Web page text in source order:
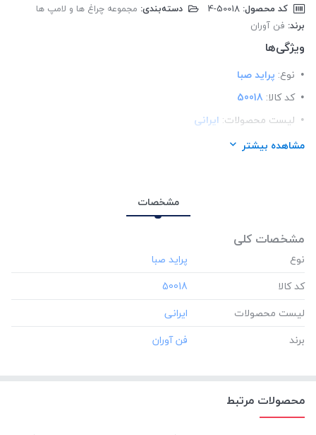
کد محصول: دسته‌بندی: مجموعه چراغ ها و لامپ ها
برند: فن آوران
ویژگی‌ها
نوع: پراید صبا
کد کالا: 50018
لیست محصولات: ایرانی
برند:فن آوران
مشاهده بیشتر
مشخصات
مشخصات کلی
نوع
کد کالا
‎50018
لیست محصولات
برند
محصولات مرتبط